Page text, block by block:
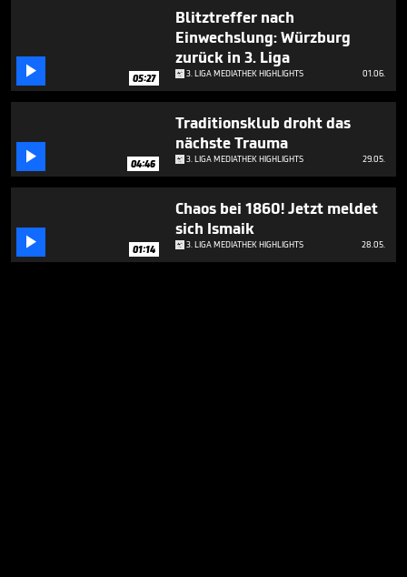
 05:27
Blitztreffer nach
Einwechslung: Würzburg
zurück in 3. Liga
3. LIGA MEDIATHEK HIGHLIGHTS 01.06.
 04:46
Traditionsklub droht das
nächste Trauma
3. LIGA MEDIATHEK HIGHLIGHTS 29.05.
 01:14
Chaos bei 1860! Jetzt meldet
sich Ismaik
3. LIGA MEDIATHEK HIGHLIGHTS 28.05.